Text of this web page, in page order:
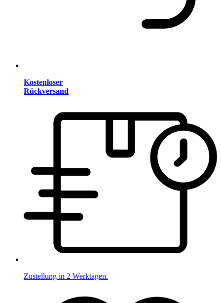
Kostenloser
Rückversand
Zustellung in 2 Werktagen.